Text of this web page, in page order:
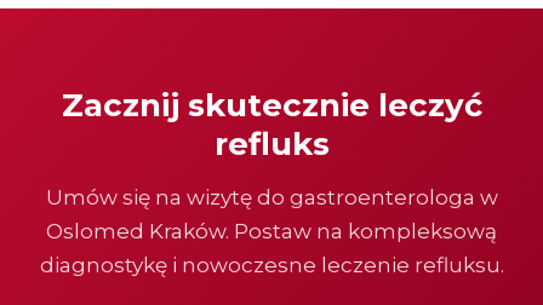
Zacznij skutecznie leczyć
refluks
Umów się na wizytę do gastroenterologa w
Oslomed Kraków. Postaw na kompleksową
diagnostykę i nowoczesne leczenie refluksu.